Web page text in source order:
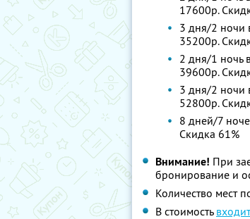
17600р.
3 дня/2 ночи
35200р.
2 дня/1 ночь
39600р.
3 дня/2 ночи
52800р.
8 дней/7
Скидка 61%
Внимание! При
бронирование и
Количество мест
В стоимость